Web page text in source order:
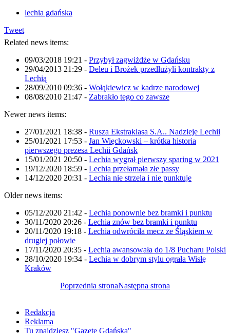
lechia gdańska
Tweet
Related news items:
09/03/2018 19:21 - Przybył zagwiżdże w Gdańsku
29/04/2013 21:29 - Deleu i Brożek przedłużyli kontrakty z
Lechią
28/09/2010 09:36 - Wołąkiewicz w kadrze narodowej
08/08/2010 21:47 - Zabrakło tego co zawsze
Newer news items:
27/01/2021 18:38 - Rusza Ekstraklasa S.A.. Nadzieje Lechii
25/01/2021 17:53 - Jan Więckowski – krótka historia
pierwszego prezesa Lechii Gdańsk
15/01/2021 20:50 - Lechia wygrał pierwszy sparing w 2021
19/12/2020 18:59 - Lechia przełamała złe passy
14/12/2020 20:31 - Lechia nie strzela i nie punktuje
Older news items:
05/12/2020 21:42 - Lechia ponownie bez bramki i punktu
30/11/2020 20:26 - Lechia znów bez bramki i punktu
20/11/2020 19:18 - Lechia odwróciła mecz ze Śląskiem w
drugiej połowie
17/11/2020 20:35 - Lechia awansowała do 1/8 Pucharu Polski
28/10/2020 19:34 - Lechia w dobrym stylu ograła Wisłę
Kraków
Poprzednia stronaNastępna strona
Redakcja
Reklama
Tu znajdziesz "Gazetę Gdańską"